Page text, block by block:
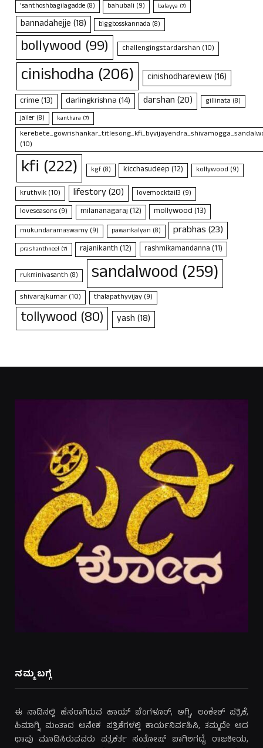
'santhoshbagilagadde (8) bahubali (9) balayya (7)
bannadahejje(18) biggbosskannada (8)
bollywood (99) challengingstardarshan (10)
cinishodha (206) cinishodhareview(16)
crime(13) darlingkrishna(14) darshan(20) gillinata (8)
jailer (8) kanthara (7)
(10)
kfi (222) kgf(8) kicchasudeep(12) kollywood (9)
kruthvik(10) lifestory(20) lovemocktail3 (9)
loveseasons (9) milananagaraj(12) mollywood(13)
mukundaramaswamy (9) pawankalyan (8) prabhas(23)
prashanthneel (7) rajanikanth(12) rashmikamandanna(11)
rukminivasanth (8) sandalwood (259)
shivarajkumar(10) thalapathyvijay(9)
tollywood (80) yash(18)
ನಮ್ಮ ಬಗ್ಗೆ
ಈ ನಾಡಿನಲ್ಲಿ ಹೆಸರಾಗಿರುವ ಹಾಯ್ ಬೆಂಗಳೂರ್, ಅಗ್ನಿ, ಲಂಕೇಶ್ ಪತ್ರಿಕೆ,
ಹಿಮಾಗ್ನಿ ಮಂತಾದ ಅನೇಕ ಪತ್ರಿಕೆಗಳಲ್ಲಿ ಕಾರ್ಯನಿರ್ವಹಿಸಿ, ತಮ್ಮದೇ ಆದ
ಛಾಪು ಮೂಡಿಸಿರುವವರು ಪತ್ರಕರ್ತ ಸಂತೋಷ್ ಬಾಗಿಲಗದ್ದೆ. ರಾಜಕೀಯ,